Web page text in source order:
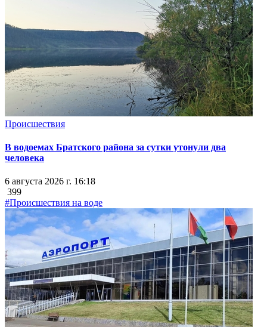
Происшествия
В водоемах Братского района за сутки утонули два
человека
6 августа 2026 г. 16:18
399
#Происшествия на воде